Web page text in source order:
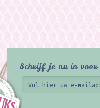
Schrijf je nu in voor